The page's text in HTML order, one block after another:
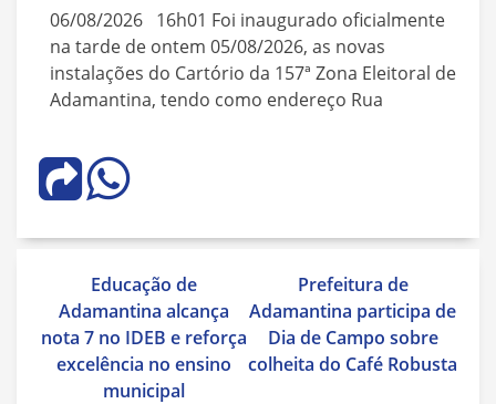
06/08/2026 16h01 Foi inaugurado oficialmente
na tarde de ontem 05/08/2026, as novas
instalações do Cartório da 157ª Zona Eleitoral de
Adamantina, tendo como endereço Rua
Navegação
Post
Educação de
Adamantina alcança
nota 7 no IDEB e reforça
excelência no ensino
municipal
Prefeitura de
Adamantina participa de
Dia de Campo sobre
colheita do Café Robusta